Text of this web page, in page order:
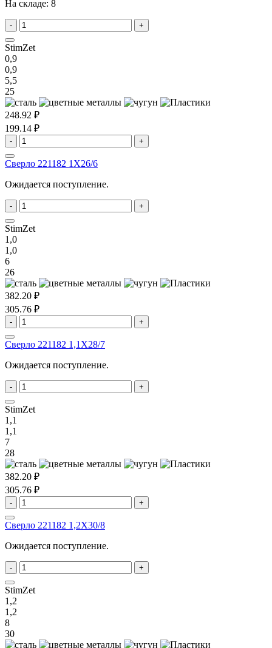
На складе: 8
- +
StimZet
0,9
0,9
5,5
25
248.92 ₽
199.14 ₽
- +
Сверло 221182 1X26/6
Ожидается поступление.
- +
StimZet
1,0
1,0
6
26
382.20 ₽
305.76 ₽
- +
Сверло 221182 1,1X28/7
Ожидается поступление.
- +
StimZet
1,1
1,1
7
28
382.20 ₽
305.76 ₽
- +
Сверло 221182 1,2X30/8
Ожидается поступление.
- +
StimZet
1,2
1,2
8
30